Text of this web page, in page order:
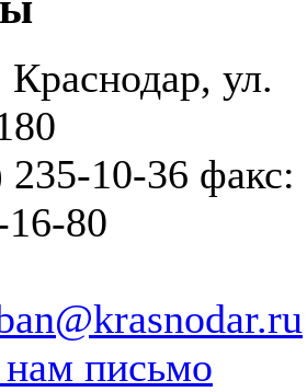
Краснодар, ул.
235-10-36 факс:
80
письмо